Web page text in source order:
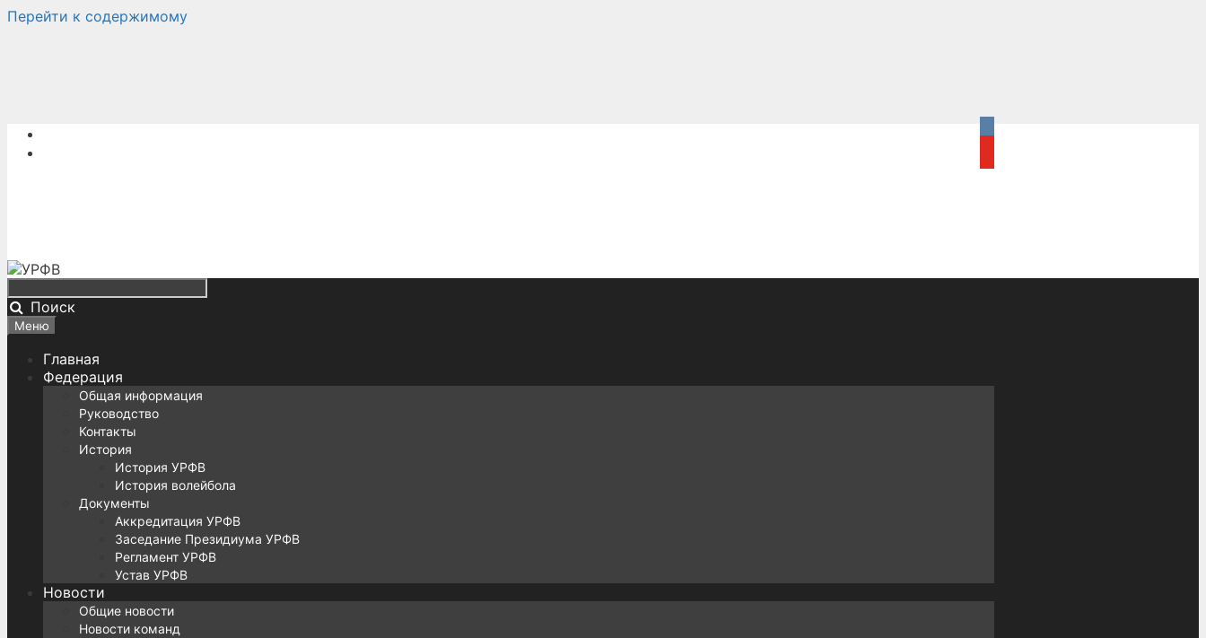
Перейти к содержимому
Поиск
Меню
Главная
Федерация
Общая информация
Руководство
Контакты
История
История УРФВ
История волейбола
Документы
Аккредитация УРФВ
Заседание Президиума УРФВ
Регламент УРФВ
Устав УРФВ
Новости
Общие новости
Новости команд